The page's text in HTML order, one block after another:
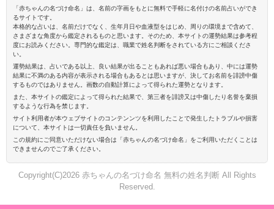
「赤ちゃんの名づけ命名」は、名前の字画をもとに無料で手軽に名付けの名前占いができ
るサイトです。
本格的な占いは、名前だけでなく、生年月日や血液型をはじめ、周りの環境まで含めて、
さまざまな角度から鑑定されるものと思います。そのため、本サイトの運勢結果は参考程
度にお読みください。専門的な鑑定は、職業で姓名判断をされている方にご相談くださ
い。
運勢結果は、占いである以上、良い結果が出ることもあれば悪い場合もあり、中には運勢
結果に不満のある内容が表示される場合もあるとは思いますが、決してお名前を誹謗中傷
するものではありません。画数の自動計算によって得られた運勢となります。
また、本サイトの鑑定によって得られた結果で、第三者を誹謗又は中傷したり名誉を棄損
するような行為を禁じます。
サイト利用者が本ウェブサイトのコンテンンツを利用したことで発生したトラブルや損害
について、本サイトは一切責任を負いません。
この規約にご同意いただけない場合は「赤ちゃんの名づけ命名」をご利用いただくことは
できませんのでご了承ください。
Copyright(C)2026 赤ちゃんの名づけ命名 無料の姓名判断 All Rights
Reserved.